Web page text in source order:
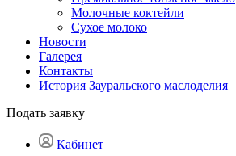
Молочные коктейли
Сухое молоко
Новости
Галерея
Контакты
История Зауральского маслоделия
Подать заявку
Кабинет